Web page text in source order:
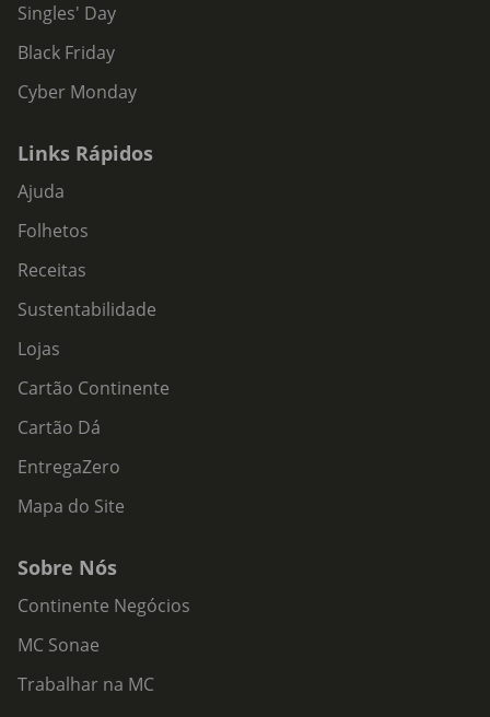
Singles' Day
Black Friday
Cyber Monday
Links Rápidos
Ajuda
Folhetos
Receitas
Sustentabilidade
Lojas
Cartão Continente
Cartão Dá
EntregaZero
Mapa do Site
Sobre Nós
Continente Negócios
MC Sonae
Trabalhar na MC